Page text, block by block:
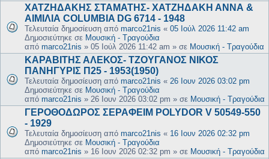
ΧΑΤΖΗΔΑΚΗΣ ΣΤΑΜΑΤΗΣ- ΧΑΤΖΗΔΑΚΗ ΑΝΝΑ &
ΑΙΜΙΛΙΑ COLUMBIA DG 6714 - 1948
Τελευταία δημοσίευση από marco21nis « 05 Ιούλ 2026 11:42 am
Δημοσιεύτηκε σε Μουσική - Τραγούδια
από marco21nis » 05 Ιούλ 2026 11:42 am » σε Μουσική - Τραγούδια
ΚΑΡΑΒΙΤΗΣ ΑΛΕΚΟΣ- ΤΖΟΥΓΑΝΟΣ ΝΙΚΟΣ
ΠΑΝΗΓΥΡΙΣ Π25 - 1953(1950)
Τελευταία δημοσίευση από marco21nis « 26 Ιουν 2026 03:02 pm
Δημοσιεύτηκε σε Μουσική - Τραγούδια
από marco21nis » 26 Ιουν 2026 03:02 pm » σε Μουσική - Τραγούδια
ΓΕΡΟΘΟΔΩΡΟΣ ΣΕΡΑΦΕΙΜ POLYDOR V 50549-550
- 1929
Τελευταία δημοσίευση από marco21nis « 16 Ιουν 2026 02:32 pm
Δημοσιεύτηκε σε Μουσική - Τραγούδια
από marco21nis » 16 Ιουν 2026 02:32 pm » σε Μουσική - Τραγούδια